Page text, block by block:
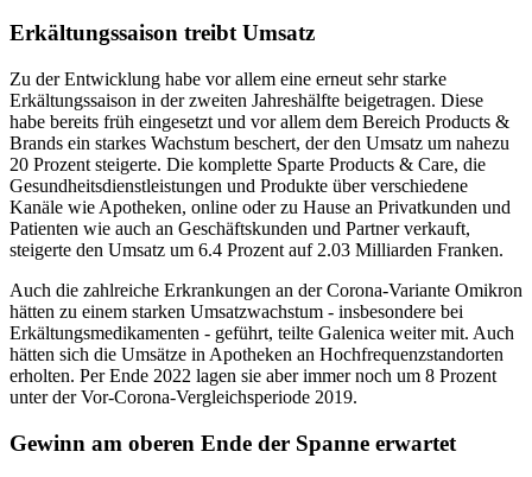
Erkältungssaison treibt Umsatz
Zu der Entwicklung habe vor allem eine erneut sehr starke
Erkältungssaison in der zweiten Jahreshälfte beigetragen. Diese
habe bereits früh eingesetzt und vor allem dem Bereich Products &
Brands ein starkes Wachstum beschert, der den Umsatz um nahezu
20 Prozent steigerte. Die komplette Sparte Products & Care, die
Gesundheitsdienstleistungen und Produkte über verschiedene
Kanäle wie Apotheken, online oder zu Hause an Privatkunden und
Patienten wie auch an Geschäftskunden und Partner verkauft,
steigerte den Umsatz um 6.4 Prozent auf 2.03 Milliarden Franken.
Auch die zahlreiche Erkrankungen an der Corona-Variante Omikron
hätten zu einem starken Umsatzwachstum - insbesondere bei
Erkältungsmedikamenten - geführt, teilte Galenica weiter mit. Auch
hätten sich die Umsätze in Apotheken an Hochfrequenzstandorten
erholten. Per Ende 2022 lagen sie aber immer noch um 8 Prozent
unter der Vor-Corona-Vergleichsperiode 2019.
Gewinn am oberen Ende der Spanne erwartet